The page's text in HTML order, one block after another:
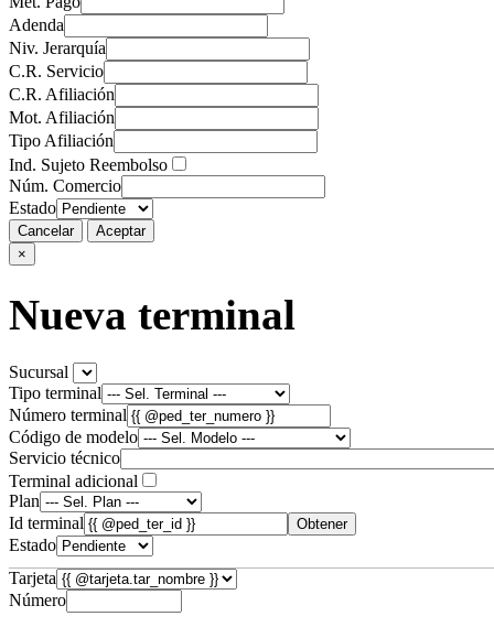
Adenda
Niv. Jerarquía
C.R. Servicio
C.R. Afiliación
Mot. Afiliación
Tipo Afiliación
Ind. Sujeto Reembolso
Núm. Comercio
Estado
Cancelar
Aceptar
×
Nueva terminal
Sucursal
Tipo terminal
Número terminal
Código de modelo
Servicio técnico
Terminal adicional
Plan
Id terminal
Obtener
Estado
Tarjeta
Número